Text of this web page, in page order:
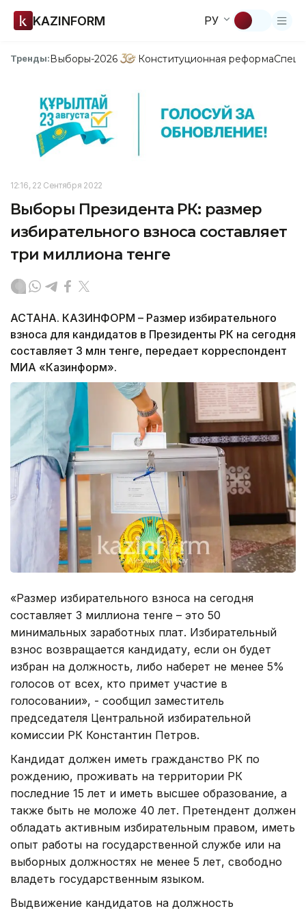
KAZINFORM РУ
Тренды:Выборы-2026 Конституционная реформа
12:16, 22 Сентября 2022
Выборы Президента РК: размер
избирательного взноса составляет
три миллиона тенге
АСТАНА. КАЗИНФОРМ – Размер избирательного
взноса для кандидатов в Президенты РК на сегодня
составляет 3 млн тенге, передает корреспондент
МИА «Казинформ».
«Размер избирательного взноса на сегодня
составляет 3 миллиона тенге – это 50
минимальных заработных плат. Избирательный
взнос возвращается кандидату, если он будет
избран на должность, либо наберет не менее 5%
голосов от всех, кто примет участие в
голосовании», - сообщил заместитель
председателя Центральной избирательной
комиссии РК Константин Петров.
Кандидат должен иметь гражданство РК по
рождению, проживать на территории РК
последние 15 лет и иметь высшее образование, а
также быть не моложе 40 лет. Претендент должен
обладать активным избирательным правом, иметь
опыт работы на государственной службе или на
выборных должностях не менее 5 лет, свободно
владеть государственным языком.
Выдвижение кандидатов на должность